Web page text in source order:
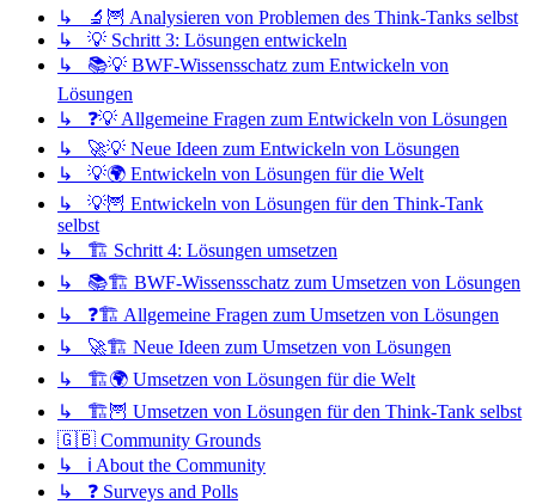
↳ 🔬🦉 Analysieren von Problemen des Think-Tanks selbst
↳ 💡 Schritt 3: Lösungen entwickeln
↳ 📚💡 BWF-Wissensschatz zum Entwickeln von
Lösungen
↳ ❓💡 Allgemeine Fragen zum Entwickeln von Lösungen
↳ 🚀💡 Neue Ideen zum Entwickeln von Lösungen
↳ 💡🌍 Entwickeln von Lösungen für die Welt
↳ 💡🦉 Entwickeln von Lösungen für den Think-Tank
selbst
↳ 🏗️ Schritt 4: Lösungen umsetzen
↳ 📚🏗️ BWF-Wissensschatz zum Umsetzen von Lösungen
↳ ❓🏗️ Allgemeine Fragen zum Umsetzen von Lösungen
↳ 🚀🏗️ Neue Ideen zum Umsetzen von Lösungen
↳ 🏗️🌍 Umsetzen von Lösungen für die Welt
↳ 🏗️🦉 Umsetzen von Lösungen für den Think-Tank selbst
🇬🇧 Community Grounds
↳ ℹ️ About the Community
↳ ❓ Surveys and Polls